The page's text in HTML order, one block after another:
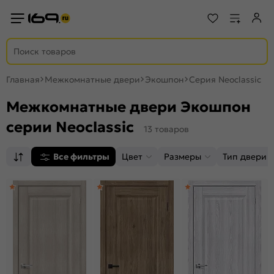
Главная Межкомнатные двери Экошпон Серия Neoclassic
Межкомнатные двери Экошпон
серии Neoclassic
13 товаров
Все фильтры Цвет Размеры Тип двери